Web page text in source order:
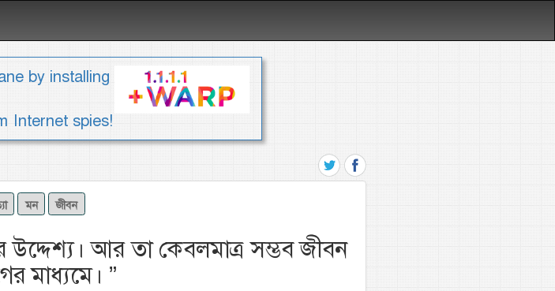
by installing
Internet spies!
মন জীবন
আর তা কেবলমাত্র সম্ভব জীবন
মাধ্যমে। ”